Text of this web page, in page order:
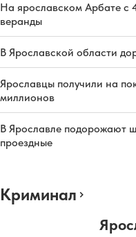
На ярославском Арбате с
веранды
В Ярославской области
Ярославцы получили на
миллионов
В Ярославле подорожают
проездные
Криминал